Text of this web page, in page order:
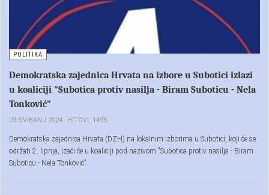
POLITIKA
Demokratska zajednica Hrvata na izbore u Subotici izlazi
u koaliciji "Subotica protiv nasilja - Biram Suboticu - Nela
Tonković"
03 SVIBANJ 2024 HITOVI: 1495
Demokratska zajednica Hrvata (DZH) na lokalnim izborima u Subotici, koji će se
održati 2. lipnja, izaći će u koaliciji pod nazivom "Subotica protiv nasilja - Biram
Suboticu - Nela Tonković".